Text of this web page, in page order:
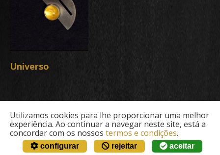
Utilizamos cookies para lhe proporcionar uma melhor
experiência. Ao continuar a navegar neste site, está a
concordar com os nossos termos e condições.
configurar rejeitar aceitar
Universo
© Archeofactu 2026. Todos os direitos reservados